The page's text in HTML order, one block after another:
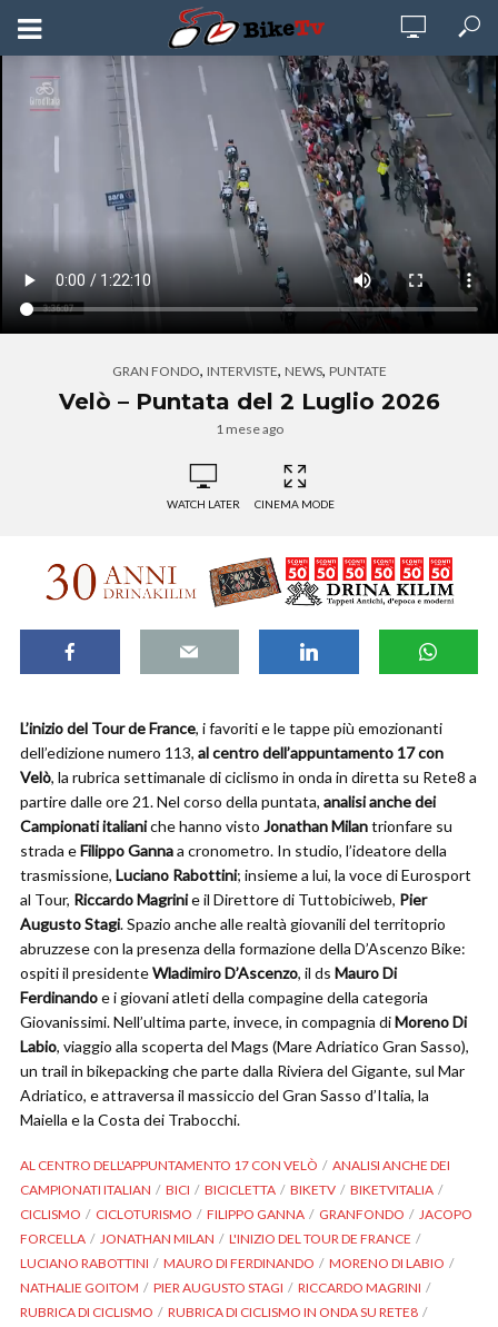
GRAN FONDO, INTERVISTE, NEWS, PUNTATE
Velò – Puntata del 2 Luglio 2026
1 mese ago
WATCH LATER CINEMA MODE
L’inizio del Tour de France, i favoriti e le tappe più emozionanti
dell’edizione numero 113, al centro dell’appuntamento 17 con
Velò, la rubrica settimanale di ciclismo in onda in diretta su Rete8 a
partire dalle ore 21. Nel corso della puntata, analisi anche dei
Campionati italianiche hanno visto Jonathan Milantrionfare su
strada eFilippo Gannaa cronometro. In studio, l’ideatore della
trasmissione, Luciano Rabottini; insieme a lui, la voce di Eurosport
al Tour, Riccardo Magrinie il Direttore di Tuttobiciweb, Pier
Augusto Stagi. Spazio anche alle realtà giovanili del territoprio
abruzzese con la presenza della formazione della D’Ascenzo Bike:
ospiti il presidenteWladimiro D’Ascenzo, il ds Mauro Di
Ferdinandoe i giovani atleti della compagine della categoria
Giovanissimi. Nell’ultima parte, invece, in compagnia diMoreno Di
Labio, viaggio alla scoperta del Mags (Mare Adriatico Gran Sasso),
un trail in bikepacking che parte dalla Riviera del Gigante, sul Mar
Adriatico, e attraversa il massiccio del Gran Sasso d’Italia, la
Maiella e la Costa dei Trabocchi.
AL CENTRO DELL'APPUNTAMENTO 17 CON VELÒ
ANALISI ANCHE DEI
CAMPIONATI ITALIAN
BICI BICICLETTA BIKETV
BIKETVITALIA
CICLISMO
CICLOTURISMO FILIPPO GANNA GRANFONDO
JACOPO
FORCELLA
JONATHAN MILAN
L'INIZIO DEL TOUR DE FRANCE
LUCIANO RABOTTINI
MAURO DI FERDINANDO
MORENO DI LABIO
NATHALIE GOITOM
PIER AUGUSTO STAGI
RICCARDO MAGRINI
RUBRICA DI CICLISMO
RUBRICA DI CICLISMO IN ONDA SU RETE8